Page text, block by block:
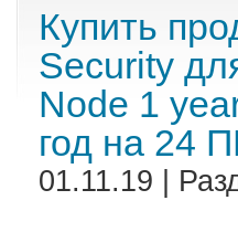
Купить
Security
Node 1
год на 24
01.11.19 |